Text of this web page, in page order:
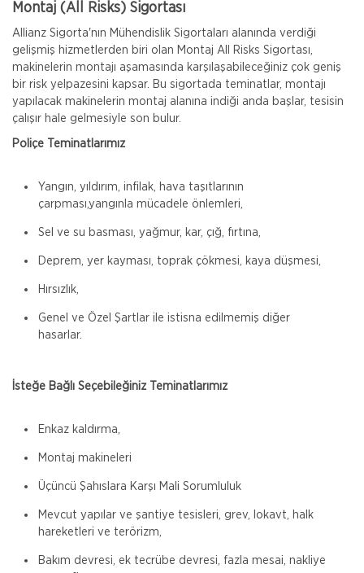
Montaj (All Risks) Sigortası
Allianz Sigorta'nın Mühendislik Sigortaları alanında verdiği
gelişmiş hizmetlerden biri olan Montaj All Risks Sigortası,
makinelerin montajı aşamasında karşılaşabileceğiniz çok geniş
bir risk yelpazesini kapsar. Bu sigortada teminatlar, montajı
yapılacak makinelerin montaj alanına indiği anda başlar, tesisin
çalışır hale gelmesiyle son bulur.
Poliçe Teminatlarımız
Yangın, yıldırım, infilak, hava taşıtlarının
çarpması,yangınla mücadele önlemleri,
Sel ve su basması, yağmur, kar, çığ, fırtına,
Deprem, yer kayması, toprak çökmesi, kaya düşmesi,
Hırsızlık,
Genel ve Özel Şartlar ile istisna edilmemiş diğer
hasarlar.
İsteğe Bağlı Seçebileğiniz Teminatlarımız
Enkaz kaldırma,
Montaj makineleri
Üçüncü Şahıslara Karşı Mali Sorumluluk
Mevcut yapılar ve şantiye tesisleri, grev, lokavt, halk
hareketleri ve terörizm,
Bakım devresi, ek tecrübe devresi, fazla mesai, nakliye
İşletmeler İçin Çevre Kirliliği Sigortası
Ülkemizde Çevre Kirliliği Sigortası zorunlu bir poliçe
olmamakla beraber, bu konuya yasal mercilerin verdiği